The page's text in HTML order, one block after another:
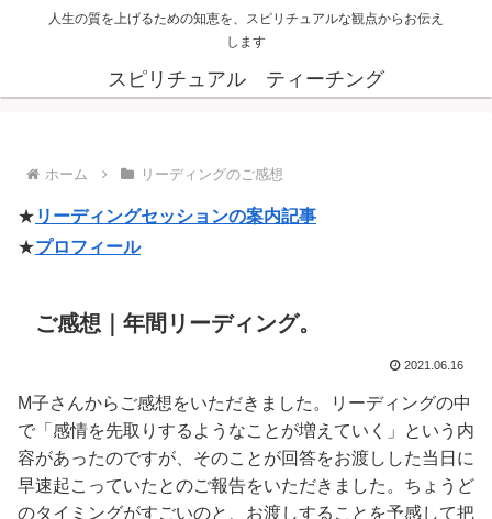
人生の質を上げるための知恵を、スピリチュアルな観点からお伝え
します
スピリチュアル ティーチング
ホーム リーディングのご感想
★ リーディングセッションの案内記事
★プロフィール
ご感想｜年間リーディング。
2021.06.16
M子さんからご感想をいただきました。リーディングの中
で「感情を先取りするようなことが増えていく」という内
容があったのですが、そのことが回答をお渡しした当日に
早速起こっていたとのご報告をいただきました。ちょうど
のタイミングがすごいのと、お渡しすることを予感して把